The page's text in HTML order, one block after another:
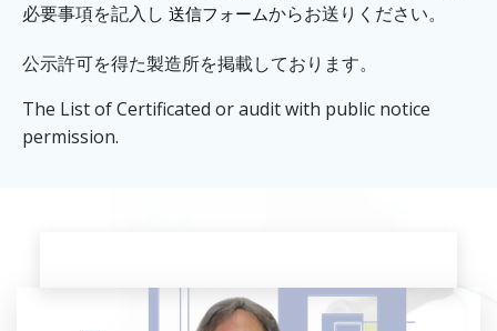
必要事項を記入し 送信フォームからお送りください。
公示許可を得た製造所を掲載しております。
The List of Certificated or audit with public notice
permission.